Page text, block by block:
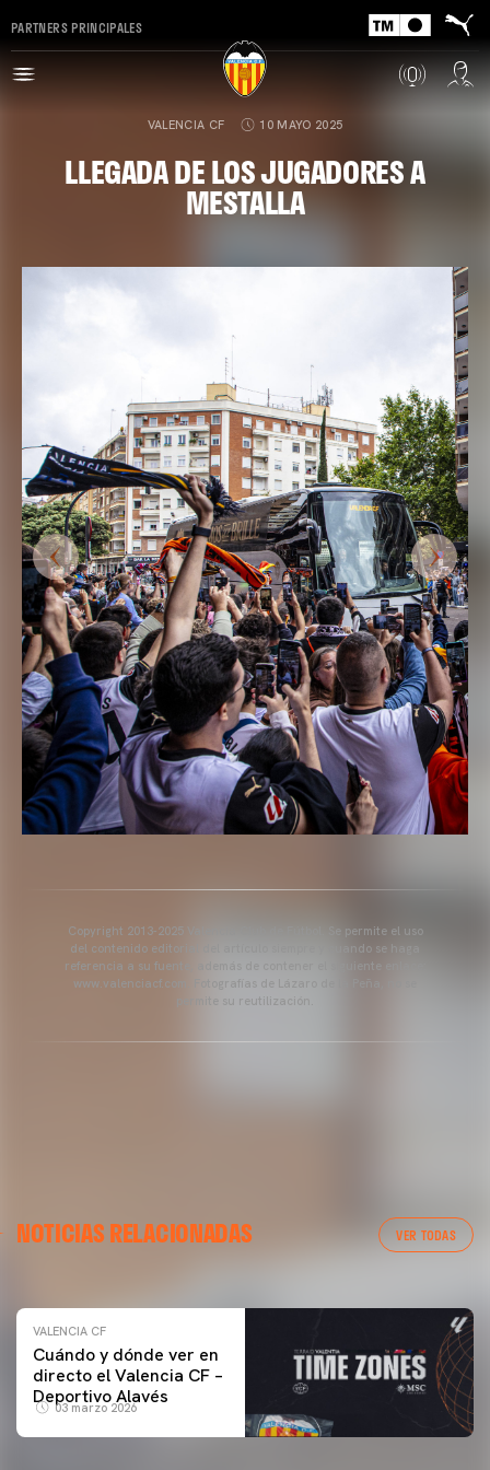
PARTNERS PRINCIPALES
VALENCIA CF 10 MAYO 2025
LLEGADA DE LOS JUGADORES A
MESTALLA
Copyright 2013-2025 Valencia Club de Fútbol. Se permite el uso
del contenido editorial del artículo siempre y cuando se haga
referencia a su fuente, además de contener el siguiente enlace:
www.valenciacf.com. Fotografías de Lázaro de la Peña, no se
permite su reutilización.
NOTICIAS RELACIONADAS VER TODAS
ENTRENAMIENTO DEL VALENCIA CF 04/03/26
VALENCIA CF
Cuándo y dónde ver en
directo el Valencia CF –
Deportivo Alavés
03 marzo 2026